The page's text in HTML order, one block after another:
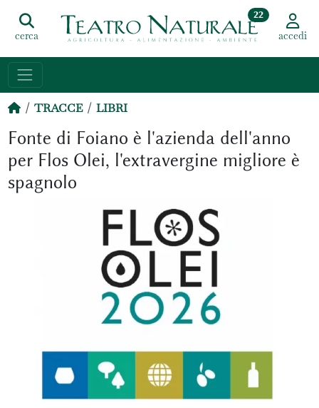
cerca
22
accedi
TRACCE LIBRI
Fonte di Foiano è l'azienda dell'anno
per Flos Olei, l'extravergine migliore è
spagnolo